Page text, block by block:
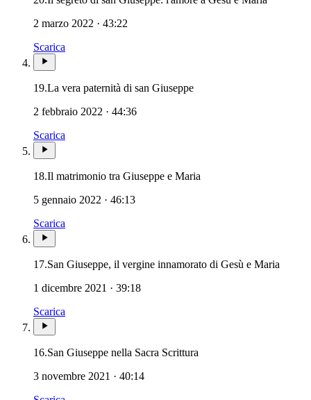
2 marzo 2022 · 43:22
Scarica
19.La vera paternità di san GiuseppePatriarca San Giuseppe ·
2 febbraio 2022 · 44:36
Scarica
18.Il matrimonio tra Giuseppe e Maria
5 gennaio 2022 · 46:13
Scarica
17.San Giuseppe, il vergine innamorato di Gesù e Maria
1 dicembre 2021 · 39:18
Scarica
16.San Giuseppe nella Sacra Scrittura
3 novembre 2021 · 40:14